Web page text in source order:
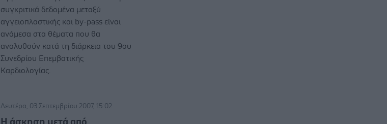
συγκριτικά δεδομένα μεταξύ
αγγειοπλαστικής και by-pass είναι
ανάμεσα στα θέματα που θα
αναλυθούν κατά τη διάρκεια του 9ου
Συνεδρίου Επεμβατικής
Καρδιολογίας.
Δευτέρα, 03 Σεπτεμβρίου 2007, 15:02
Η άσκηση μετά από